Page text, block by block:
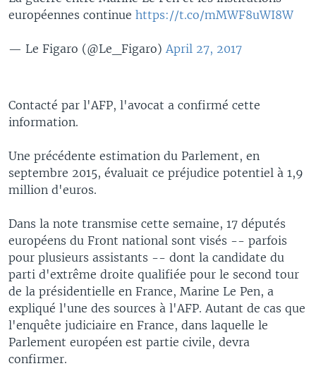
européennes continue https://t.co/mMWF8uWI8W
— Le Figaro (@Le_Figaro) April 27, 2017
Contacté par l'AFP, l'avocat a confirmé cette
information.
Une précédente estimation du Parlement, en
septembre 2015, évaluait ce préjudice potentiel à 1,9
million d'euros.
Dans la note transmise cette semaine, 17 députés
européens du Front national sont visés -- parfois
pour plusieurs assistants -- dont la candidate du
parti d'extrême droite qualifiée pour le second tour
de la présidentielle en France, Marine Le Pen, a
expliqué l'une des sources à l'AFP. Autant de cas que
l'enquête judiciaire en France, dans laquelle le
Parlement européen est partie civile, devra
confirmer.